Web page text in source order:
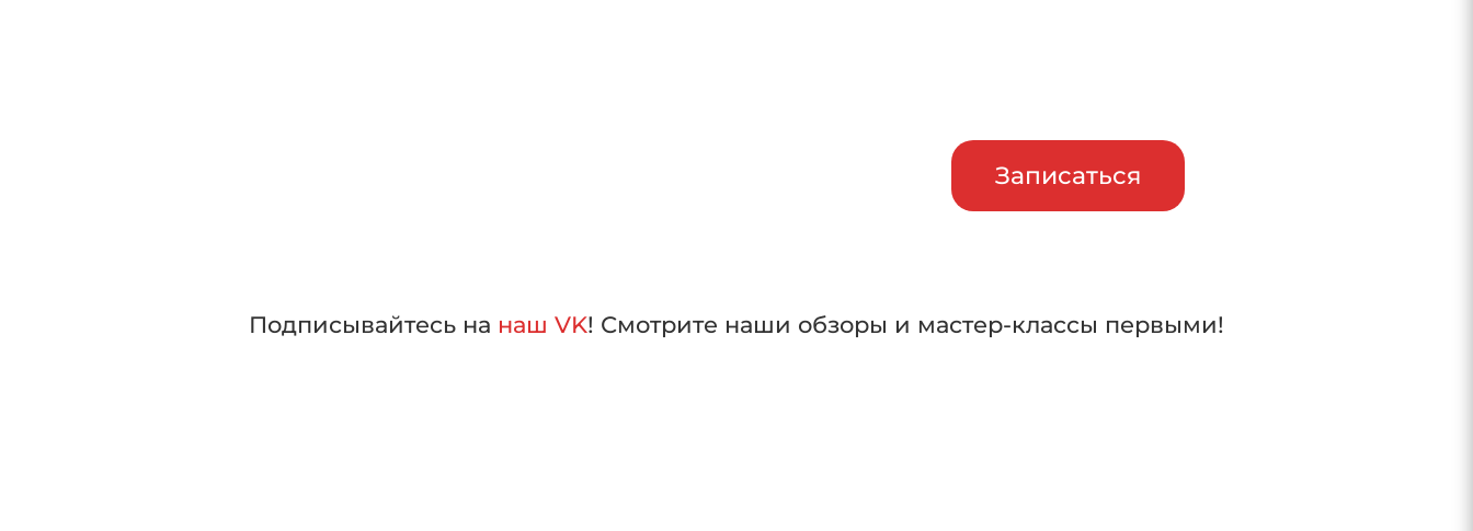
Записаться
Подписывайтесь на наш VK! Смотрите наши обзоры и мастер-классы первыми!